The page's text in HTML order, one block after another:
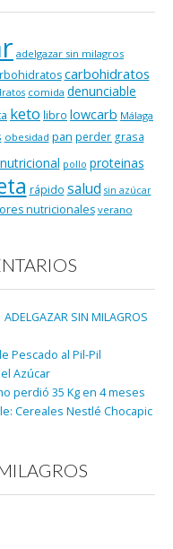
adelgazar sin milagros
carbohidratos
comida denunciable
keto libro lowcarb Málaga
obesidad pan perder grasa
pollo proteinas
rápido salud sin azúcar
nutricionales verano
SIN MILAGROS
Pescado al Pil-Pil
Azúcar
perdió 35 Kg en 4 meses
Cereales Nestlé Chocapic